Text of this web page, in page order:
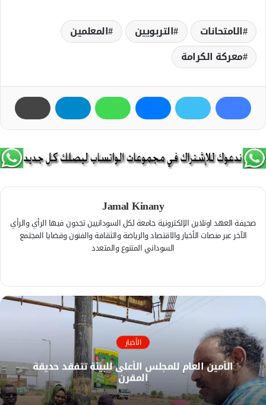
الامتحانات التربويين
المعلمين
معركة الكرامة
Jamal Kinany
صحيفة العهد اونلاين الإلكترونية جامعة لكل السودانيين تجدون فيها الرأي والرأي
الآخر عبر منصات الأخبار والاقتصاد والرياضة والثقافة والفنون وقضايا المجتمع
السوداني المتنوع والمتعدد
م
و
ق
ع
ا
ل
و
ي
ب
س
ب
و
ك الأخبار
الأمين العام للمجلس الأعلى للبيئة تتفقد حديقة
المقرن